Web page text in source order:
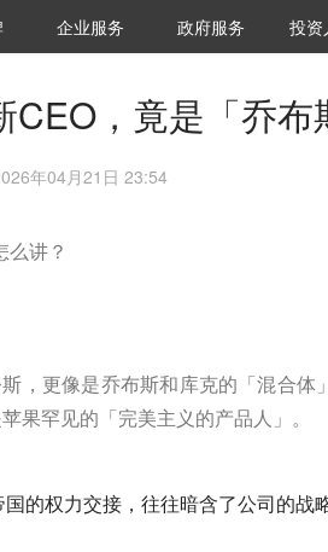
36Kr研究院
企业服务 城市之窗
政府服务 VClub
投资机
投资
CEO，竟是「乔
年04月21日 23:54
么讲？
，更像是乔布斯和库克的「混合体
果罕见的「完美主义的产品人」。
的权力交接，往往暗含了公司的战